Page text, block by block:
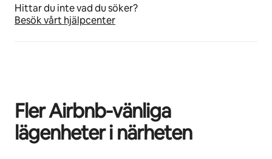
Hittar du inte vad du söker?
Besök vårt hjälpcenter
Fler Airbnb-vänliga
lägenheter i närheten